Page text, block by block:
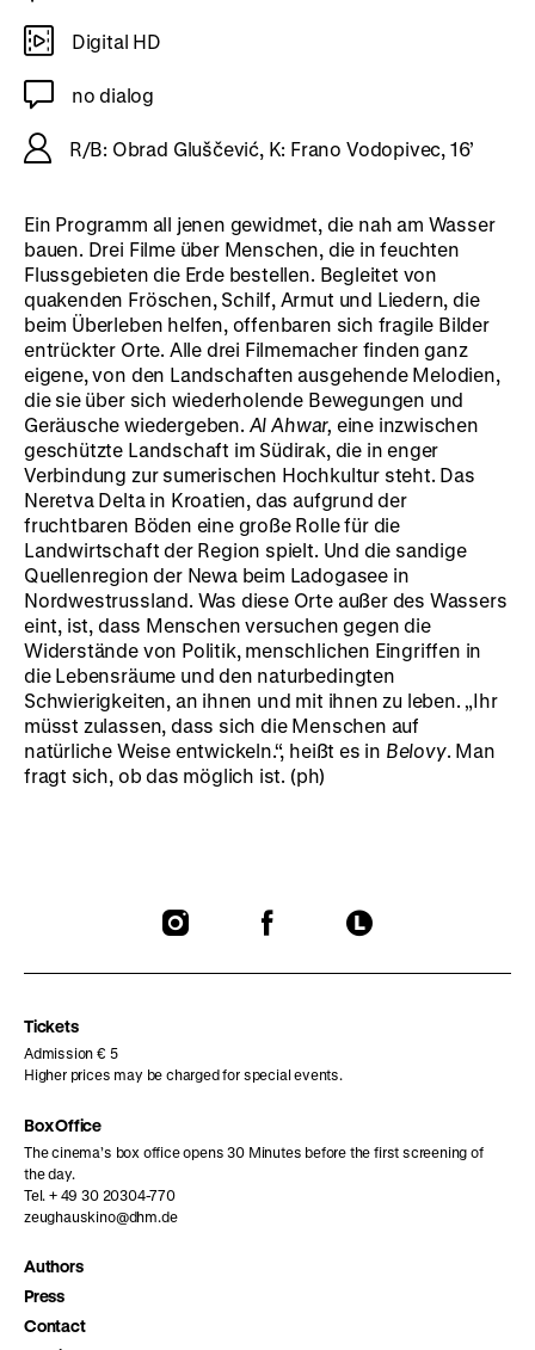
Digital HD
no dialog
R/B: Obrad Gluščević, K: Frano Vodopivec, 16’
Ein Programm all jenen gewidmet, die nah am Wasser
bauen. Drei Filme über Menschen, die in feuchten
Flussgebieten die Erde bestellen. Begleitet von
quakenden Fröschen, Schilf, Armut und Liedern, die
beim Überleben helfen, offenbaren sich fragile Bilder
entrückter Orte. Alle drei Filmemacher finden ganz
eigene, von den Landschaften ausgehende Melodien,
die sie über sich wiederholende Bewegungen und
Geräusche wiedergeben. Al Ahwar, eine inzwischen
geschützte Landschaft im Südirak, die in enger
Verbindung zur sumerischen Hochkultur steht. Das
Neretva Delta in Kroatien, das aufgrund der
fruchtbaren Böden eine große Rolle für die
Landwirtschaft der Region spielt. Und die sandige
Quellenregion der Newa beim Ladogasee in
Nordwestrussland. Was diese Orte außer des Wassers
eint, ist, dass Menschen versuchen gegen die
Widerstände von Politik, menschlichen Eingriffen in
die Lebensräume und den naturbedingten
Schwierigkeiten, an ihnen und mit ihnen zu leben. „Ihr
müsst zulassen, dass sich die Menschen auf
natürliche Weise entwickeln.“, heißt es in Belovy. Man
fragt sich, ob das möglich ist. (ph)
To
To
To
Tickets
Admission € 5
Higher prices may be charged for special events.
Box Office
The cinema’s box office opens 30 Minutes before the first screening of
the day.
Tel. + 49 30 20304-770
zeughauskino@dhm.de
Authors
Press
Contact